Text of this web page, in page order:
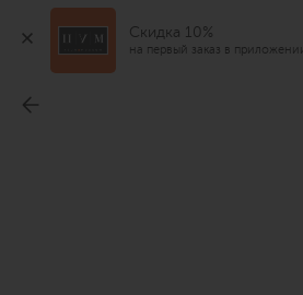
Скидка 10%
на первый заказ в приложении